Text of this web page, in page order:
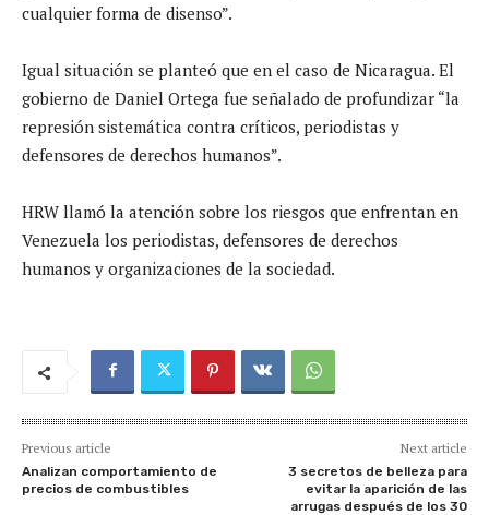
cualquier forma de disenso”.
Igual situación se planteó que en el caso de Nicaragua. El
gobierno de Daniel Ortega fue señalado de profundizar “la
represión sistemática contra críticos, periodistas y
defensores de derechos humanos”.
HRW llamó la atención sobre los riesgos que enfrentan en
Venezuela los periodistas, defensores de derechos
humanos y organizaciones de la sociedad.
Previous article
Analizan comportamiento de
precios de combustibles
Next article
3 secretos de belleza para
evitar la aparición de las
arrugas después de los 30